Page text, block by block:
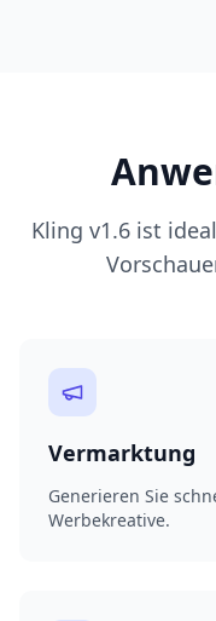
Kling v1.6 ist
Vermarktung
Generieren Sie
Werbekreative.